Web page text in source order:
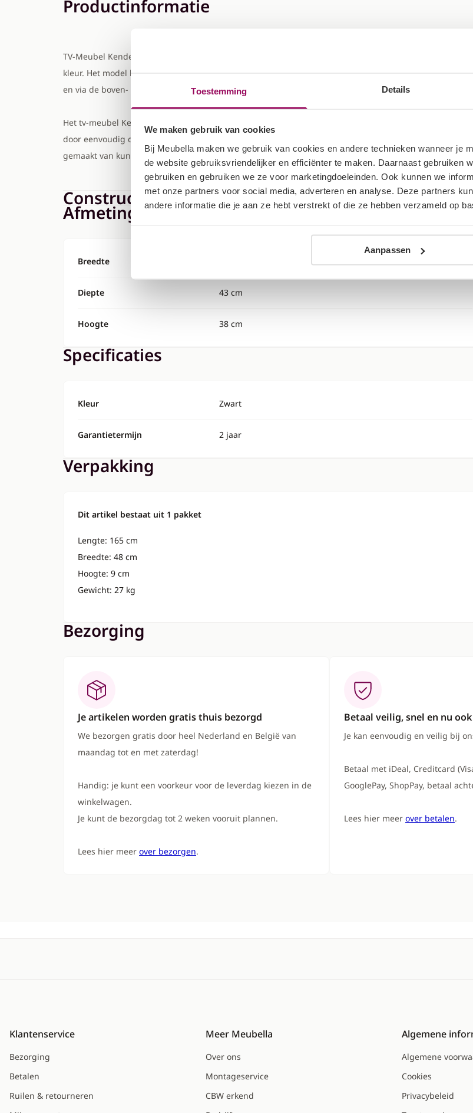
Toestemming Details
We maken gebruik van cookies
Bij Meubella maken we gebruik van cookies en andere technieken wanneer je
de website gebruiksvriendelijker en efficiënter te maken. Daarnaast gebruiken
gebruiken en gebruiken we ze voor marketingdoeleinden. Ook kunnen we
met onze partners voor social media, adverteren en analyse. Deze partners
andere informatie die je aan ze hebt verstrekt of die ze hebben verzameld op
Aanpassen
Productinformatie
TV-Meubel Kenderes is een opbergkast voor onder de tv in moderne stijl, afgewerkt in een zwarte
kleur. Het model beschikt over 3 deuren met daarachter 3 opbergvakken. De deuren zijn greeploos
en via de boven- of onderkant te openen.
Het tv-meubel Kenderes is aan de muur op te hangen. Toch liever een staand model? Dat kan ook,
door eenvoudig de bijgeleverde pootjes te monteren onder het meubel. De pootjes zijn zilverkleurig,
gemaakt van kunststof en hebben een hoogte van 5 cm.
Constructie & Levering
Afmetingen
Breedte
Diepte 43 cm
Hoogte 38 cm
Specificaties
Kleur Zwart
Garantietermijn 2 jaar
Verpakking
Dit artikel bestaat uit 1 pakket
Lengte: 165 cm
Breedte: 48 cm
Hoogte: 9 cm
Gewicht: 27 kg
Bezorging
Je artikelen worden gratis thuis bezorgd
We bezorgen gratis door heel Nederland en België van
maandag tot en met zaterdag!
Handig: je kunt een voorkeur voor de leverdag kiezen in de
winkelwagen.
Je kunt de bezorgdag tot 2 weken vooruit plannen.
Lees hier meer over bezorgen.
Betaal veilig, snel en nu
Je kan eenvoudig en veilig bij
Betaal met iDeal, Creditcard
GooglePay, ShopPay, betaal
Lees hier meer over betalen.
Klantenservice
Bezorging
Betalen
Ruilen & retourneren
Meer Meubella
Over ons
Montageservice
CBW erkend
Algemene
Algemene
Cookies
Privacybeleid